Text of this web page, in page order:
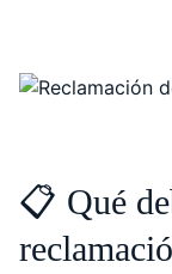
📋 Qué